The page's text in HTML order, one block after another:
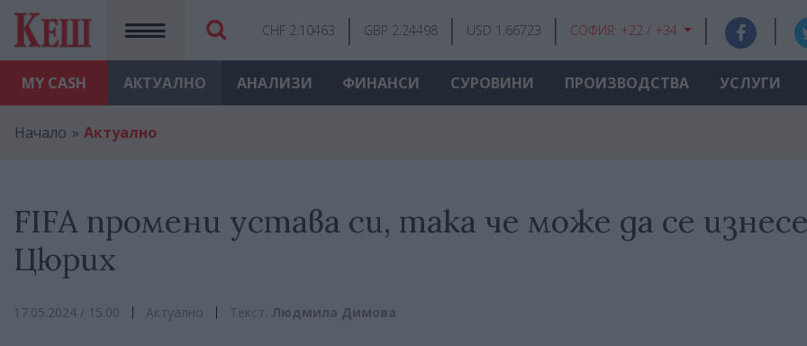
MY CASH
CHF 2.10463 GBP 2.24498 USD 1.66723 СОФИЯ: +22 / +34
АКТУАЛНО АНАЛИЗИ ФИНАНСИ СУРОВИНИ ПРОИЗВОДСТВА УСЛУГИ
Начало Актуално
FIFA промени устава си, така че може да се
Цюрих
17.05.2024 / 15:00 Актуално Текст: Людмила Димова